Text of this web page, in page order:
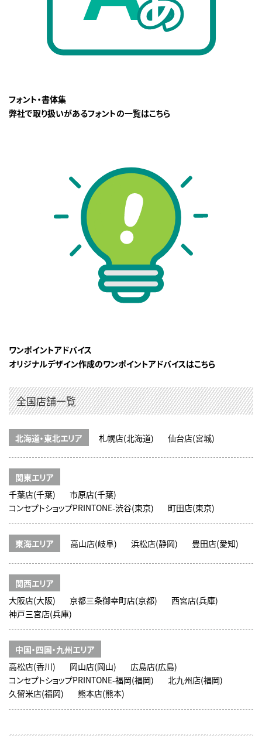
フォント・書体集
弊社で取り扱いがあるフォントの一覧はこちら
ワンポイントアドバイス
オリジナルデザイン作成のワンポイントアドバイスはこちら
全国店舗一覧
北海道・東北エリア 札幌店(北海道) 仙台店(宮城)
関東エリア
千葉店(千葉)
市原店(千葉)
コンセプトショップPRINTONE-渋谷(東京)
町田店(東京)
東海エリア 高山店(岐阜) 浜松店(静岡) 豊田店(愛知)
関西エリア
大阪店(大阪)
京都三条御幸町店(京都)
西宮店(兵庫)
神戸三宮店(兵庫)
中国・四国・九州エリア
高松店(香川)
岡山店(岡山)
広島店(広島)
コンセプトショップPRINTONE-福岡(福岡)
北九州店(福岡)
久留米店(福岡)
熊本店(熊本)